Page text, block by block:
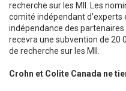
recherche sur les MII. Les
comité indépendant d’experts
indépendance des
recevra une subvention de 20
de recherche sur les MII.
Crohn et Colite Canada ne